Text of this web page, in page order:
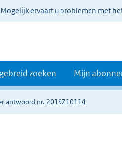
Mogelijk ervaart u problemen met
zoeken Mijn
antwoord nr. 2019Z10114